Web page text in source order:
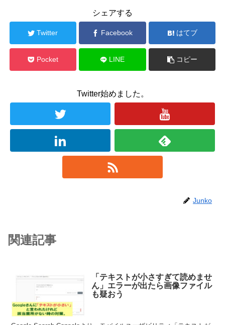
シェアする
Twitter Facebook はてブ
Pocket LINE コピー
Twitter始めました。
Junko
関連記事
「テキストが小さすぎて読めませ
ん」エラーが出たら画像ファイル
も疑おう